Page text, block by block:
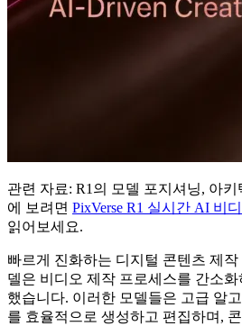
관련 자료: R1의 모델 포지셔닝, 아
에 보려면 PixVerse R1 실시간 AI 비
읽어보세요.
빠르게 진화하는 디지털 콘텐츠 제
델은 비디오 제작 프로세스를 간소
했습니다. 이러한 모델들은 고급 알
를 효율적으로 생성하고 편집하며,